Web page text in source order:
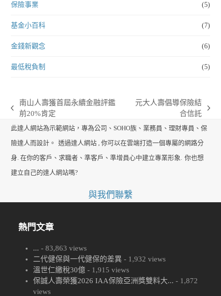
保險事業 (5)
基金小百科 (7)
金錢新觀念 (6)
最低稅負制 (5)
previous
post:
南山人壽獲首屆永續金融評鑑
前20%肯定
post:
元大人壽倡導保險結
合信託
此達人網站為示範網站，專為公司、SOHO族、業務員、理財專員、保
險達人而設計。
透過達人網站 , 你可以在雲端打造一個專屬的網路分
身. 在你的客戶、求職者、準客戶、準增員心中建立專業形象.
你也想
建立自己的達人網站嗎?
與我們聯繫
熱門文章
... - 83,863 views
二代健保與一代健保的差異 - 1,932 views
溫世仁繳稅30億 - 1,915 views
保誠人壽榮獲2026 IAA保險亞洲獎雙料大... - 1,872
views